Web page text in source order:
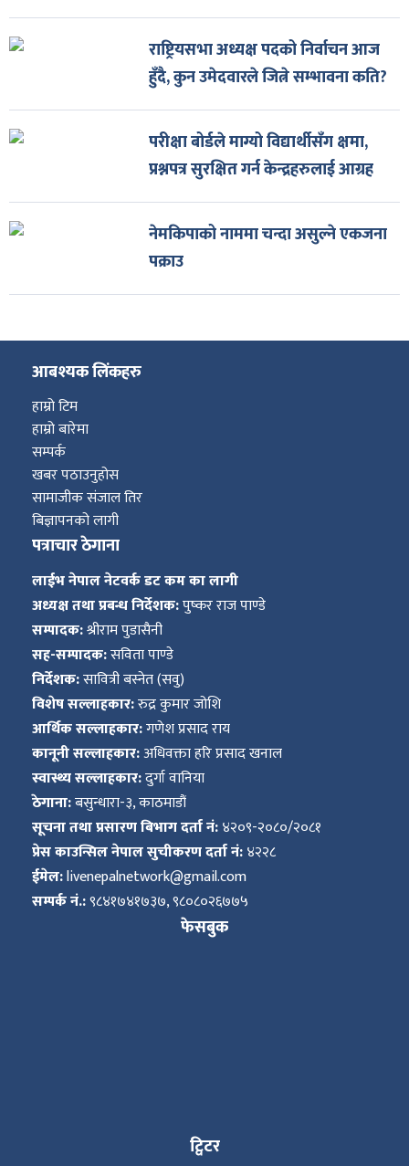
राष्ट्रियसभा अध्यक्ष पदको निर्वाचन आज
हुँदै, कुन उमेदवारले जित्ने सम्भावना कति?
परीक्षा बोर्डले माग्यो विद्यार्थीसँग क्षमा,
प्रश्नपत्र सुरक्षित गर्न केन्द्रहरुलाई आग्रह
नेमकिपाको नाममा चन्दा असुल्ने एकजना
पक्राउ
आबश्यक लिंकहरु
हाम्रो टिम
हाम्रो बारेमा
सम्पर्क
खबर पठाउनुहोस
सामाजीक संजाल तिर
बिज्ञापनको लागी
पत्राचार ठेगाना
लाईभ नेपाल नेटवर्क डट कम का लागी
अध्यक्ष तथा प्रबन्ध निर्देशक:पुष्कर राज पाण्डे
सम्पादक:श्रीराम पुडासैनी
सह-सम्पादक:सविता पाण्डे
निर्देशक:सावित्री बस्नेत (सवु)
विशेष सल्लाहकार:रुद्र कुमार जोशि
आर्थिक सल्लाहकार:गणेश प्रसाद राय
कानूनी सल्लाहकार:अधिवक्ता हरि प्रसाद खनाल
स्वास्थ्य सल्लाहकार:दुर्गा वानिया
ठेगाना:बसुन्धारा-३, काठमाडौं
सूचना तथा प्रसारण बिभाग दर्ता नं:४२०९-२०८०/२०८१
प्रेस काउन्सिल नेपाल सुचीकरण दर्ता नं:४२२८
ईमेल:livenepalnetwork@gmail.com
सम्पर्क नं.:९८४१७४१७३७, ९८०८०२६७७५
फेसबुक
ट्विटर